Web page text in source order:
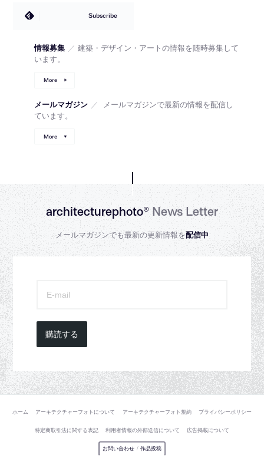
Subscribe
情報募集 ／ 建築・デザイン・アートの情報を随時募集して
います。
More
メールマガジン ／
メールマガジンで最新の情報を配信し
ています。
More
architecturephoto®News Letter
メールマガジンでも最新の更新情報を配信中
購読する
ホーム アーキテクチャーフォトについて アーキテクチャーフォト規約 プライバシーポリシー
特定商取引法に関する表記 利用者情報の外部送信について 広告掲載について
お問い合わせ / 作品投稿